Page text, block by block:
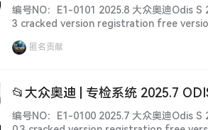
编号NO：E1-0101 2025.8 大众奥迪Odis
3 cracked version registration free
匿名贡献
📂大众奥迪 | 专检系统 2025.7
编号NO：E1-0100 2025.7 大众奥迪Odis